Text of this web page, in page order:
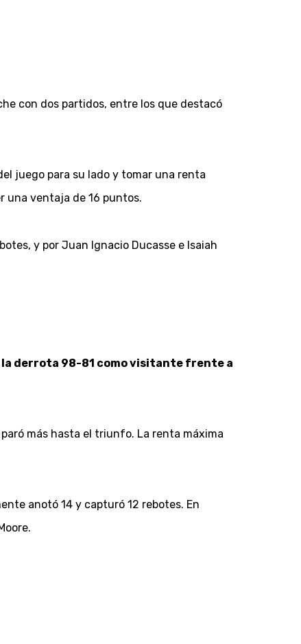
con dos partidos, entre los que destacó
juego para su lado y tomar una renta
una ventaja de 16 puntos.
y por Juan Ignacio Ducasse e Isaiah
la derrota 98-81 como visitante frente a
más hasta el triunfo. La renta máxima
anotó 14 y capturó 12 rebotes. En